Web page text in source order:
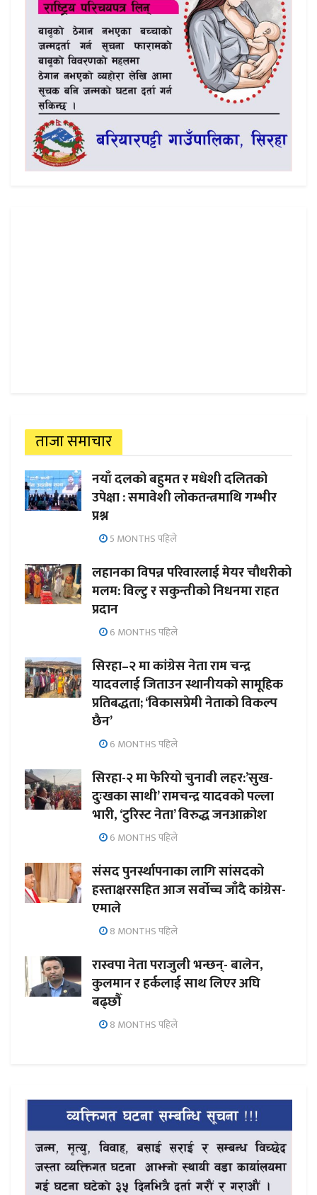
ताजा समाचार
नयाँ दलको बहुमत र मधेशी दलितको
उपेक्षा : समावेशी लोकतन्त्रमाथि गम्भीर
प्रश्न
5 MONTHS पहिले
लहानका विपन्न परिवारलाई मेयर चौधरीको
मलम: विल्टु र सकुन्तीको निधनमा राहत
प्रदान
6 MONTHS पहिले
सिरहा–२ मा कांग्रेस नेता राम चन्द्र
यादवलाई जिताउन स्थानीयको सामूहिक
प्रतिबद्धता; ‘विकासप्रेमी नेताको विकल्प
छैन’
6 MONTHS पहिले
सिरहा-२ मा फेरियो चुनावी लहर:’सुख-
दुःखका साथी’ रामचन्द्र यादवको पल्ला
भारी, ‘टुरिस्ट नेता’ विरुद्ध जनआक्रोश
6 MONTHS पहिले
संसद पुनर्स्थापनाका लागि सांसदको
हस्ताक्षरसहित आज सर्वोच्च जाँदै कांग्रेस-
एमाले
8 MONTHS पहिले
रास्वपा नेता पराजुली भन्छन्- बालेन,
कुलमान र हर्कलाई साथ लिएर अघि
बढ्छौँ
8 MONTHS पहिले